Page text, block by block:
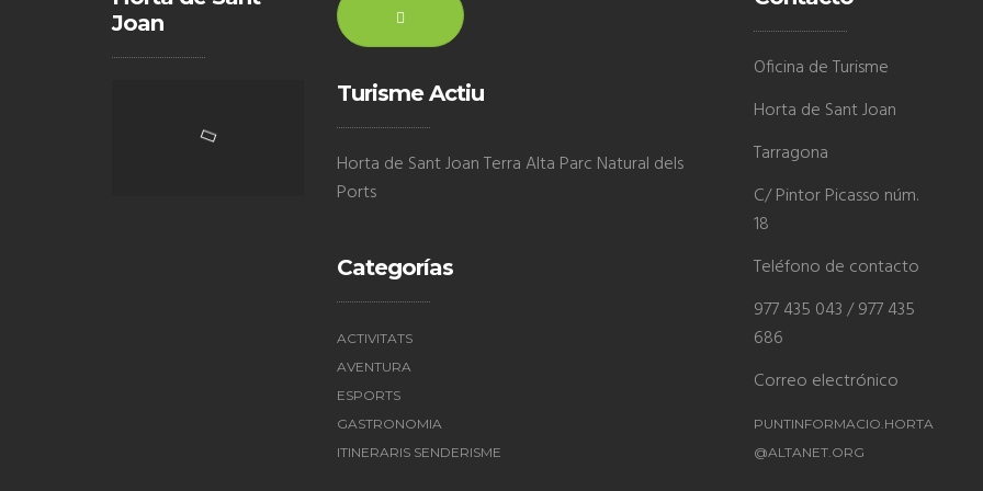
Joan
Turisme Actiu
Horta de Sant Joan Terra Alta Parc Natural dels
Ports
Categorías
ACTIVITATS
AVENTURA
ESPORTS
GASTRONOMIA
ITINERARIS SENDERISME
Oficina de Turisme
Horta de Sant Joan
Tarragona
C/ Pintor Picasso núm.
18
Teléfono de contacto
977 435 043 / 977 435
686
Correo electrónico
PUNTINFORMACIO.HORTA
@ALTANET.ORG